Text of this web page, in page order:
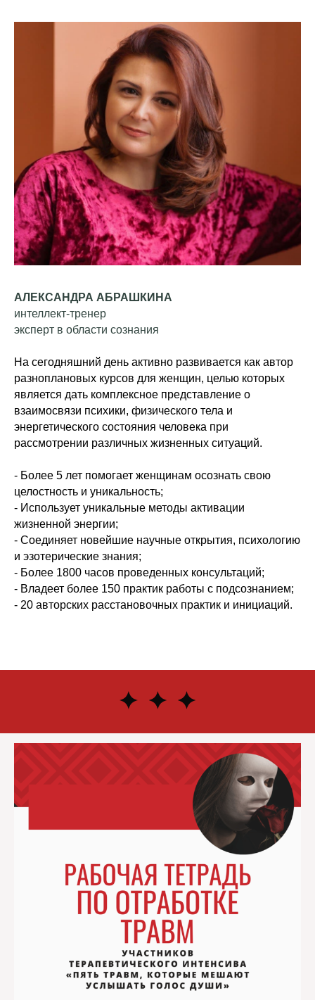
АЛЕКСАНДРА АБРАШКИНА
интеллект-тренер
эксперт в области сознания
На сегодняшний день активно развивается как автор
разноплановых курсов для женщин, целью которых
является дать комплексное представление о
взаимосвязи психики, физического тела и
энергетического состояния человека при
рассмотрении различных жизненных ситуаций.
- Более 5 лет помогает женщинам осознать свою
целостность и уникальность;
- Использует уникальные методы активации
жизненной энергии;
- Соединяет новейшие научные открытия, психологию
и эзотерические знания;
- Более 1800 часов проведенных консультаций;
- Владеет более 150 практик работы с подсознанием;
- 20 авторских расстановочных практик и инициаций.